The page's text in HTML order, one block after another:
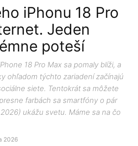
iPhonu 18 Pro
Jeden
poteší
18 Pro Max sa pomaly blíži, a
ohľadom týchto zariadení začínajú
siete. Tentokrát sa môžete
farbách sa smartfóny o pár
ukážu svetu. Máme sa na čo
2026